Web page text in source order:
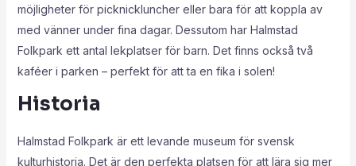
möjligheter för picknickluncher eller bara för att koppla av
med vänner under fina dagar. Dessutom har Halmstad
Folkpark ett antal lekplatser för barn. Det finns också två
kaféer i parken – perfekt för att ta en fika i solen!
Historia
Halmstad Folkpark är ett levande museum för svensk
kulturhistoria. Det är den perfekta platsen för att lära sig mer